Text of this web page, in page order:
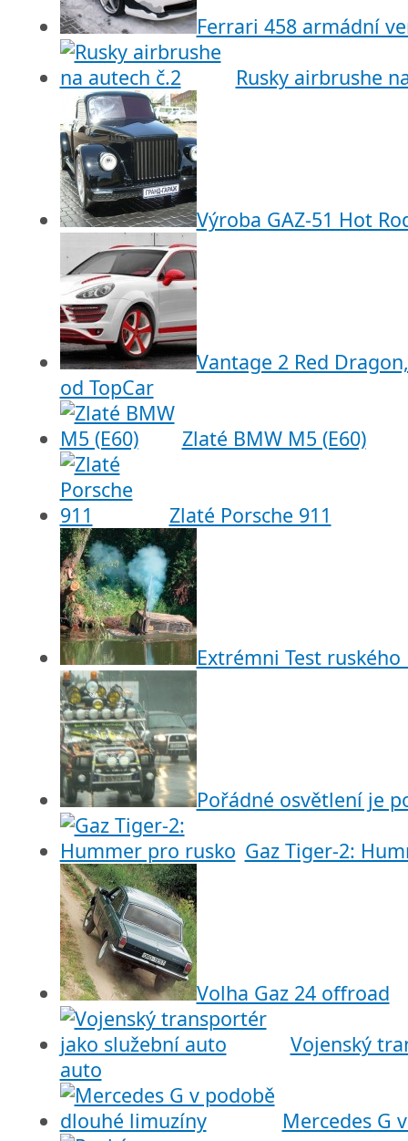
Ferrari 458 armádní
Rusky airbrushe
Výroba GAZ-51 Hot
Vantage 2 Red
od TopCar
Zlaté BMW M5 (E60)
Zlaté Porsche 911
Extrémni Test
Pořádné osvětlení je
Gaz Tiger-2:
Volha Gaz 24 offroad
Vojenský
auto
Mercedes G